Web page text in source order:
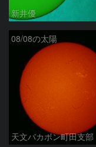
新井優
08/08の太陽
天文バカボン町田支部